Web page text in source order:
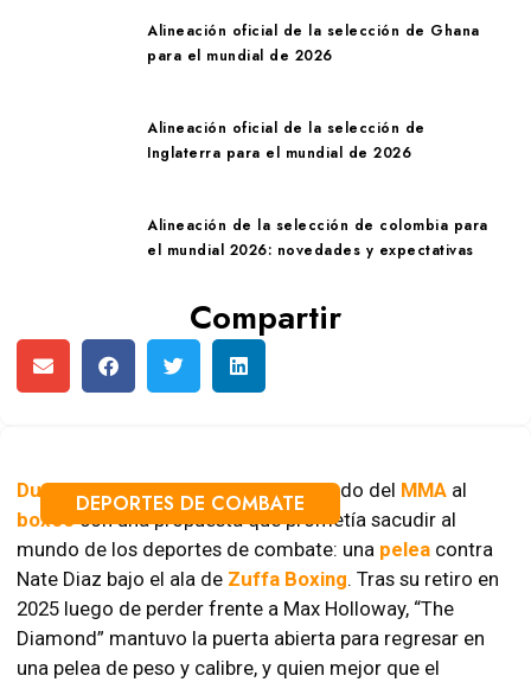
DEPORTES DE COMBATE
Dustin Poirierintentó cruzar su legado del MMA al
boxeocon una propuesta que prometía sacudir al
mundo de los deportes de combate: una pelea contra
Nate Diaz bajo el ala de Zuffa Boxing. Tras su retiro en
2025 luego de perder frente a Max Holloway, “The
Diamond” mantuvo la puerta abierta para regresar en
una pelea de peso y calibre, y quien mejor que el
Alineación oficial de la selección de Ghana
para el mundial de 2026
Alineación oficial de la selección de
Inglaterra para el mundial de 2026
Alineación de la selección de colombia para
el mundial 2026: novedades y expectativas
Compartir